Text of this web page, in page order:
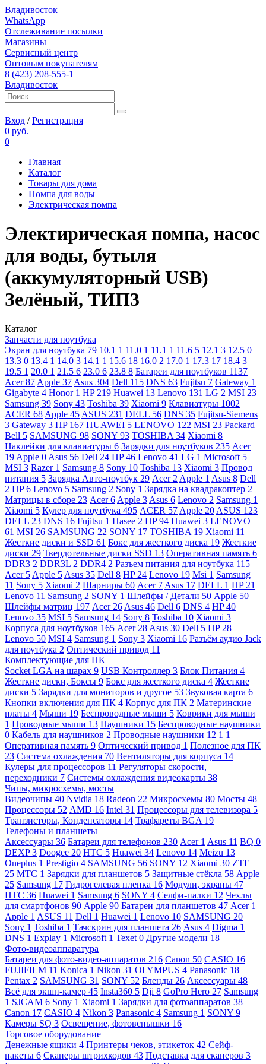
Владивосток
WhatsApp
Отслеживание посылки
Магазины
Сервисный центр
Оптовым покупателям
8 (423) 208-555-1
Владивосток
Вход /Регистрация
0 руб.
0
Главная
Каталог
Товары для дома
Помпа для воды
Электрическая помпа
Электирическая помпа, насос
для воды, бутыля
(аккумуляторный USB)
Зелёный, ТИП3
Каталог
Запчасти для ноутбука
Экран для ноутбука 79 10.1 1 11.0 1 11.1 1 11.6 5 12.1 3 12.5 0
13.3 0 13.4 1 14.0 3 14.1 1 15.6 18 16.0 2 17.0 1 17.3 17 18.4 3
19.5 1 20.0 1 21.5 6 23.0 6 23.8 8 Батареи для ноутбуков 1137
Acer87 Apple 37 Asus 304 Dell 115 DNS 63 Fujitsu 7 Gateway 1
Gigabyte 4 Honor 1 HP 219 Huawei 13 Lenovo 131 LG 2 MSI 23
Samsung 39 Sony 43 Toshiba 39 Xiaomi 9 Клавиатуры 1002
ACER 68 Apple 45 ASUS 231 DELL 56 DNS 35 Fujitsu-Siemens
3 Gateway 3 HP 167 HUAWEI 5 LENOVO 122 MSI 23 Packard
Bell 5 SAMSUNG 98 SONY 93 TOSHIBA 34 Xiaomi 8
Наклейки для клавиатуры 6 Зарядки для ноутбуков 235 Acer
19 Apple 0 Asus 56 Dell 24 HP46 Lenovo 41 LG 1 Microsoft 5
MSI 3 Razer 1 Samsung 8 Sony 10 Toshiba 13 Xiaomi 3 Провод
питания 5 Зарядка Авто-ноутбук 29 Acer 2 Apple 1 Asus 8 Dell
2 HP6 Lenovo 5 Samsung 2 Sony 1 Зарядка на квадракоптер 2
Матрицы в сборе 23 Acer6 Apple 3 Asus 6 Lenovo 2 Samsung 1
Xiaomi 5 Кулер для ноутбука 495 ACER 57 Apple 20 ASUS 123
DELL 23 DNS 16 Fujitsu 1 Hasee 2 HP94 Huawei 3 LENOVO
61 MSI 26 SAMSUNG 22 SONY 17 TOSHIBA 19 Xiaomi 11
Жесткие диски и SSD 61 Бокс для жесткого диска 19 Жесткие
диски 29 Твердотельные диски SSD 13 Оперативная память 6
DDR3 2 DDR3L 2 DDR4 2 Разъем питания для ноутбука 115
Acer 5 Apple 5 Asus 35 Dell 8 HP 24 Lenovo 19 Msi 1 Samsung
11 Sony 5 Xiaomi 2 Шарниры 60 Acer 7 Asus 17 DELL 1 HP 21
Lenovo 11 Samsung 2 SONY 1 Шлейфы / Детали 50 Apple 50
Шлейфы матриц 197 Acer 26 Asus 46 Dell 6 DNS 4 HP40
Lenovo 35 MSI 5 Samsung 14 Sony 8 Toshiba 10 Xiaomi 3
Корпуса для ноутбуков 165 Acer 28 Asus 30 Dell 5 HP 28
Lenovo 50 MSI 4 Samsung 1 Sony 3 Xiaomi 16 Разъём аудио Jack
для ноутбука 2 Оптический привод 11
Комплектующие для ПК
Socket LGA на шарах 9 USB Контроллер 3 Блок Питания 4
Жесткие диски, Боксы 9 Бокс для жесткого диска 4 Жесткие
диски 5 Зарядки для мониторов и другое 53 Звуковая карта 6
Кнопки включения для ПК 4 Корпус для ПК 2 Материнские
платы 4 Мыши 19 Беспроводные мыши 5 Коврики для мыши
1 Проводные мыши 13 Наушники 15 Беспроводные наушники
0 Кабель для наушников 2 Проводные наушники 12 1 1
Оперативная память 9 Оптический привод 1 Полезное для ПК
23 Система охлаждения 70 Вентиляторы для корпуса 14
Кулеры для процессоров 11 Регуляторы скорости,
переходники 7 Системы охлаждения видеокарты 38
Чипы, микросхемы, мосты
Видеочипы 40 Nvidia 18 Radeon 22 Микросхемы 80 Мосты 48
Процессоры 52 AMD 16 Intel 31 Процессоры для телевизора 5
Транзисторы, Конденсаторы 14 Трафареты BGA 19
Телефоны и планшеты
Аксессуары 36 Батареи для телефонов 230 Acer 1 Asus 11 BQ 0
DEXP3 Doogee 20 HTC 5 Huawei 34 Lenovo 14 Meizu 13
Oneplus 1 Prestigio 4 SAMSUNG 56 SONY 12 Xiaomi 30 ZTE
25 МТС 1 Зарядки для планшетов 5 Защитные стёкла 58 Apple
25 Samsung 17 Гидрогелевая пленка 16 Модули, экраны 47
HTC 36 Huawei 1 Samsung 6 SONY 4 Селфи-палки 12 Чехлы
для смартфонов 90 Apple 90 Батареи для планшетов 47 Acer 1
Apple 1 ASUS 11 Dell 1 Huawei 1 Lenovo 10 SAMSUNG 20
Sony 1 Toshiba 1 Тачскрин для планшета 26 Asus 4 Digma 1
DNS 1 Explay 1 Microsoft 1 Texet 0 Другие модели 18
Фото-видеоаппаратура
Батареи для фото-видео-аппаратов 216 Canon 50 CASIO 16
FUJIFILM 11 Konica 1 Nikon 31 OLYMPUS 4 Panasonic 18
Pentax 2 SAMSUNG 31 SONY 52 Бленды 26 Аксессуары 48
Всё для экшн-камер 45 Insta360 5 Dji 8 GoPro Hero 27 Samsung
1 SJCAM 6 Sony 1 Xiaomi 1 Зарядки для фотоаппаратов 38
Canon 17 CASIO 4 Nikon 3 Panasonic 4 Samsung 1 SONY 9
Камеры SQ 3 Освещение, фотовспышки 16
Торговое оборудование
Денежные ящики 4 Принтеры чеков, этикеток 42 Сейф-
пакеты 6 Сканеры штрихкодов 43 Подставка для сканеров 3